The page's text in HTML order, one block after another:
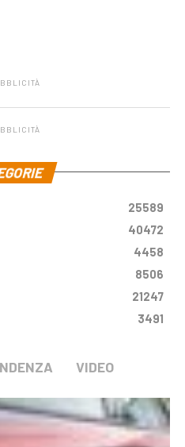
25589
40472
4458
8506
21247
3491
VIDEO